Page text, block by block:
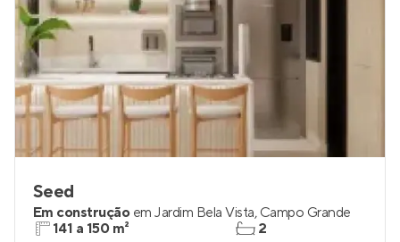
Seed
Em construção em Jardim Bela Vista, Campo Grande
141 a 150 m²
2